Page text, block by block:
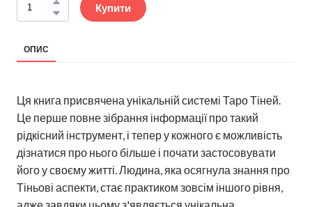
Купити
ОПИС
Ця книга присвячена унікальній системі Таро Тіней.
Це перше повне зібрання інформації про такий
рідкісний інструмент, і тепер у кожного є можливість
дізнатися про нього більше і почати застосовувати
його у своєму житті. Людина, яка осягнула знання про
Тіньові аспекти, стає практиком зовсім іншого рівня,
адже завдяки цьому з'являється унікальна